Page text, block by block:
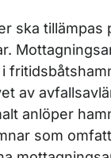
ska tillämpas
av
anlöper
som